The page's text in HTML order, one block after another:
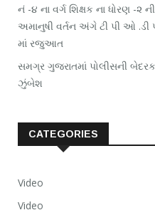
નં -૪ ના વર્ગ શિક્ષક ના ધોરણ -૨ ની
અમાનુષી વર્તન અંગે ટી પી ઓ .ડી
માં રજુઆત
સમગ્ર ગુજરાતમાં પોલીસની
ઝુંબેશ
CATEGORIES
Video
Video